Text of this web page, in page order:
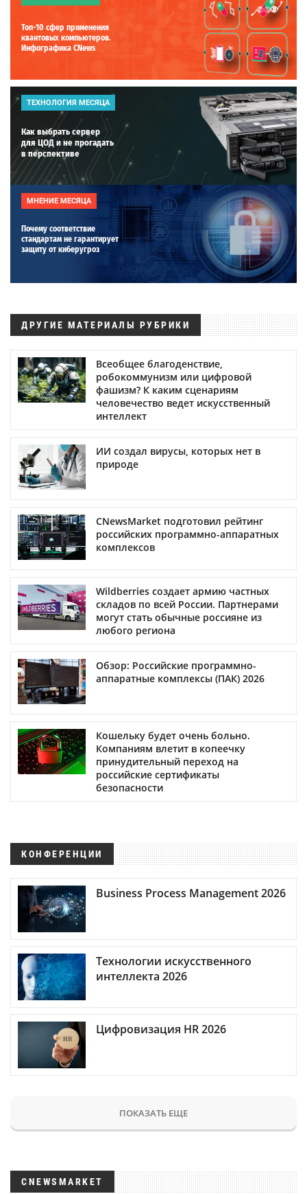
Топ-10 сфер применения
квантовых компьютеров.
Инфографика CNews
ТЕХНОЛОГИЯ МЕСЯЦА
Как выбрать сервер
для ЦОД и не прогадать
в перспективе
МНЕНИЕ МЕСЯЦА
Почему соответствие
стандартам не гарантирует
защиту от киберугроз
ДРУГИЕ МАТЕРИАЛЫ РУБРИКИ
Всеобщее благоденствие,
робокоммунизм или цифровой
фашизм? К каким сценариям
человечество ведет искусственный
интеллект
ИИ создал вирусы, которых нет в
природе
CNewsMarket подготовил рейтинг
российских программно-аппаратных
комплексов
Wildberries создает армию частных
складов по всей России. Партнерами
могут стать обычные россияне из
любого региона
Обзор: Российские программно-
аппаратные комплексы (ПАК) 2026
Кошельку будет очень больно.
Компаниям влетит в копеечку
принудительный переход на
российские сертификаты
безопасности
КОНФЕРЕНЦИИ
Business Process Management 2026
Технологии искусственного
интеллекта 2026
Цифровизация HR 2026
ПОКАЗАТЬ ЕЩЕ
CNEWSMARKET